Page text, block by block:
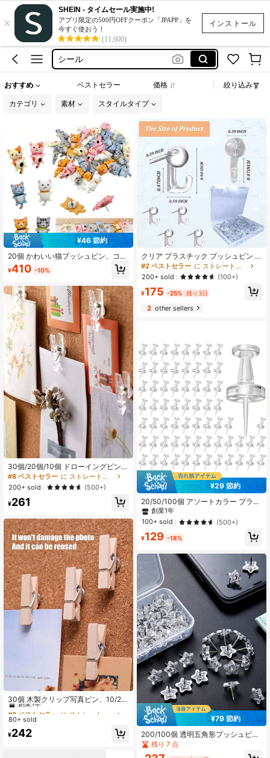
インストール
×
SHEIN - タイムセール実施中!
アプリ限定の500円OFFクーポン「JPAPP」を
今すぐ使おう！
(11,600)
磁石
クリップ
シール
クリップ
おすすめ ベストセラー 価格 絞り込み
カテゴリ 素材 スタイルタイプ
¥46 節約
20個 かわいい猫プッシュピン、コル
クボード猫装飾プッシュピン、壁掛
けまたは掲示板に適しています、壁
¥410 -10%
30個/20個/10個 ドローイングピン
プラスチック サムタック クリップ
コルクボード用プッシュピン オフィ
ス&学校用品 バインダークリップ フ
ェルトボード装飾 大きな頭のネイル
クリップ、オフィスや学校で使用で
きます。写真クリップを傷つけませ
ん。入学準備用品、卒業パーティー
の装飾クリップ写真ネイル、写真壁
メッセージプッシュピン
#8 ベストセラー
に ストレートピン
200+ sold
(500+)
¥261
30個 木製クリップ写真ピン、10/20
個 写真壁メッセージプッシュピン、
フェルトボード装飾固定大型ヘッド
ネイルクリップ、オフィスや学校で
使用可能、写真クリップを傷つけま
せん、入学準備用品、卒業写真展示
#9 ベストセラー
に ストレートピン
創業1年
#9 ベストセラー
創業1年
#9 ベストセラー
創業1年
#9 ベストセラー
80+ sold
¥242
クリア プラスチック プッシュピン 6
0個入り - 透明 画鋲 壁の装飾、写真
ボード、オフィスの掲示板に | ホー
ム スクール用品
#2 ベストセラー
に ストレートピン
200+ sold
(100+)
¥175 -25% 残り3日
2other sellers
¥29 節約
20/50/100個 アソートカラー プラス
チックプッシュピン、コルクボー
ド、オフィス、学校用品、学校に戻
る必需品に適しています
#5 ベストセラー
に ストレートピン
創業1年
#5 ベストセラー
に ストレートピン
創業1年
#5 ベストセラー
に ストレートピン
創業1年
#5 ベストセラー
に ストレートピン
創業1年
100+ sold (500+)
¥129 -18%
¥79 節約
200/100個 透明五角形プッシュピ
ン、コルク壁用釘、形状プッシュピ
ン、透明プッシュピン、美術学生の
残り 7 点